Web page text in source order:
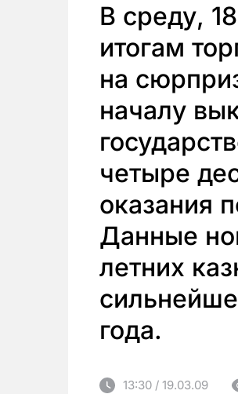
В среду,
итогам
на
началу
четыре
оказания
Данные
летних
года.
13:30 / 19.03.09